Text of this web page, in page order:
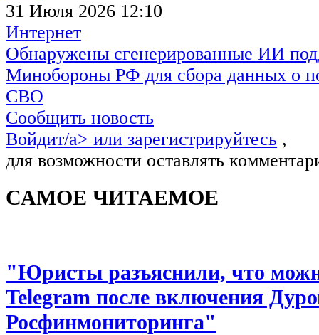
31 Июля 2026 12:10
Интернет
Обнаружены сгенерированные ИИ
Минобороны РФ для сбора данных о
СВО
Сообщить новость
Войдит/a> или зарегистрируйтесь ,
для возможности оставлять
САМОЕ ЧИТАЕМОЕ
"Юристы разъяснили, что
Telegram после включения
Росфинмониторинга"